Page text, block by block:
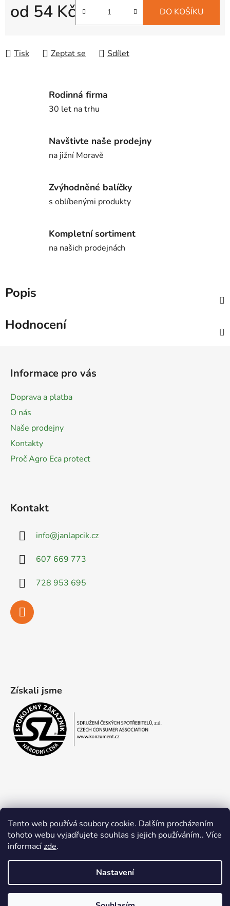
Tento web používá soubory cookie. Dalším procházením
tohoto webu vyjadřujete souhlas s jejich používáním.. Více
informacízde.
Nastavení
od 54 Kč DO KOŠÍKU
Tisk Zeptat se Sdílet
Rodinná firma
30 let na trhu
Navštivte naše prodejny
na jižní Moravě
Zvýhodněné balíčky
s oblíbenými produkty
Kompletní sortiment
na našich prodejnách
Popis
Hodnocení
Informace pro vás
Doprava a platba
O nás
Naše prodejny
Kontakty
Proč Agro Eca protect
Kontakt
info@janlapcik.cz
607 669 773
728 953 695
Získali jsme
Obchodní podmínky Ochrana osobních údajů